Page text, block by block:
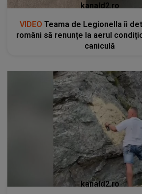
kanald2.ro
VIDEO Teama de Legionella îi
români să renunțe la aerul
caniculă
kanald2.ro